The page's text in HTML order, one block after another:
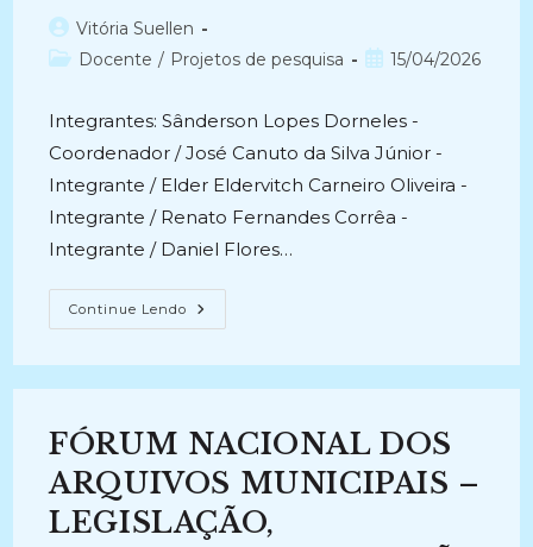
Do
Inexplicável
E
Dark
(2024-
Autor
do
Vitória Suellen
Categoria
Docente / Projetos de pesquisa
Post15/04/2026
Integrantes: Sânderson Lopes Dorneles -
Coordenador / José Canuto da Silva Júnior -
Integrante / Elder Eldervitch Carneiro Oliveira -
Integrante / Renato Fernandes Corrêa -
Integrante / Daniel Flores…
Continue Lendo FUNÇÕES
ARQUIVÍSTICAS
(2025-
FÓRUM NACIONAL DOS
ARQUIVOS MUNICIPAIS –
LEGISLAÇÃO,